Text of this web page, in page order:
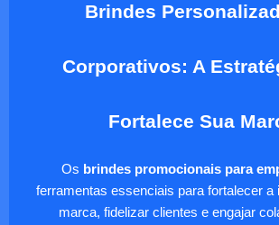
Brindes
Corporativos: A
Fortalece Sua
Os brindes promocionais para
ferramentas essenciais para fortalecer a
marca, fidelizar clientes e engajar